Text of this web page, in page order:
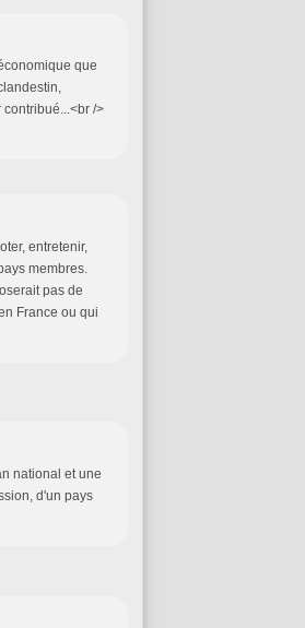
que
/>
entretenir,
membres.
pas de
France ou qui
national et une
d'un pays